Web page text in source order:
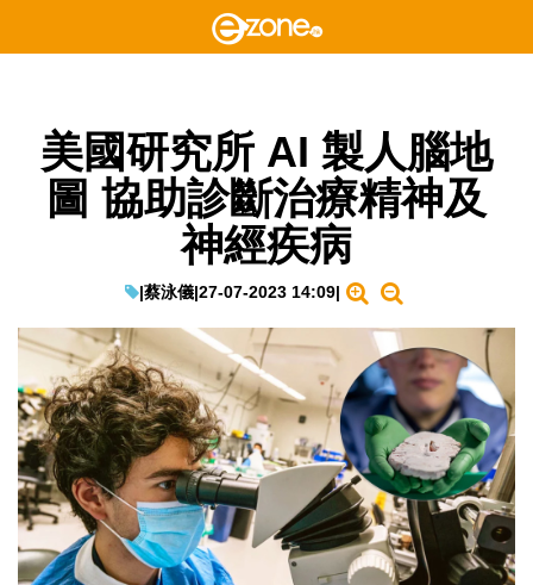
美國研究所 AI 製人腦地
圖 協助診斷治療精神及
神經疾病
|蔡泳儀|27-07-2023 14:09|